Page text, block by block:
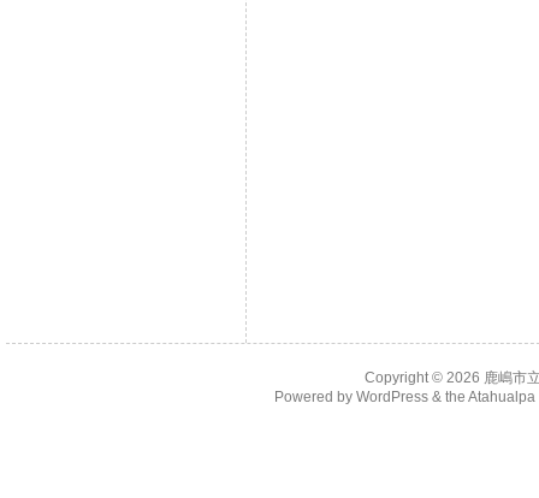
Copyright © 2026 鹿嶋市
Powered by WordPress& the Atahualpa